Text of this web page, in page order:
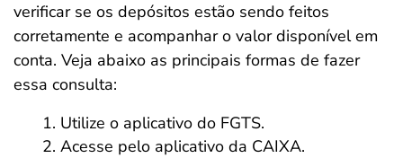
verificar se os depósitos estão sendo feitos
corretamente e acompanhar o valor disponível em
conta. Veja abaixo as principais formas de fazer
essa consulta:
Utilize o aplicativo do FGTS.
Acesse pelo aplicativo da CAIXA.